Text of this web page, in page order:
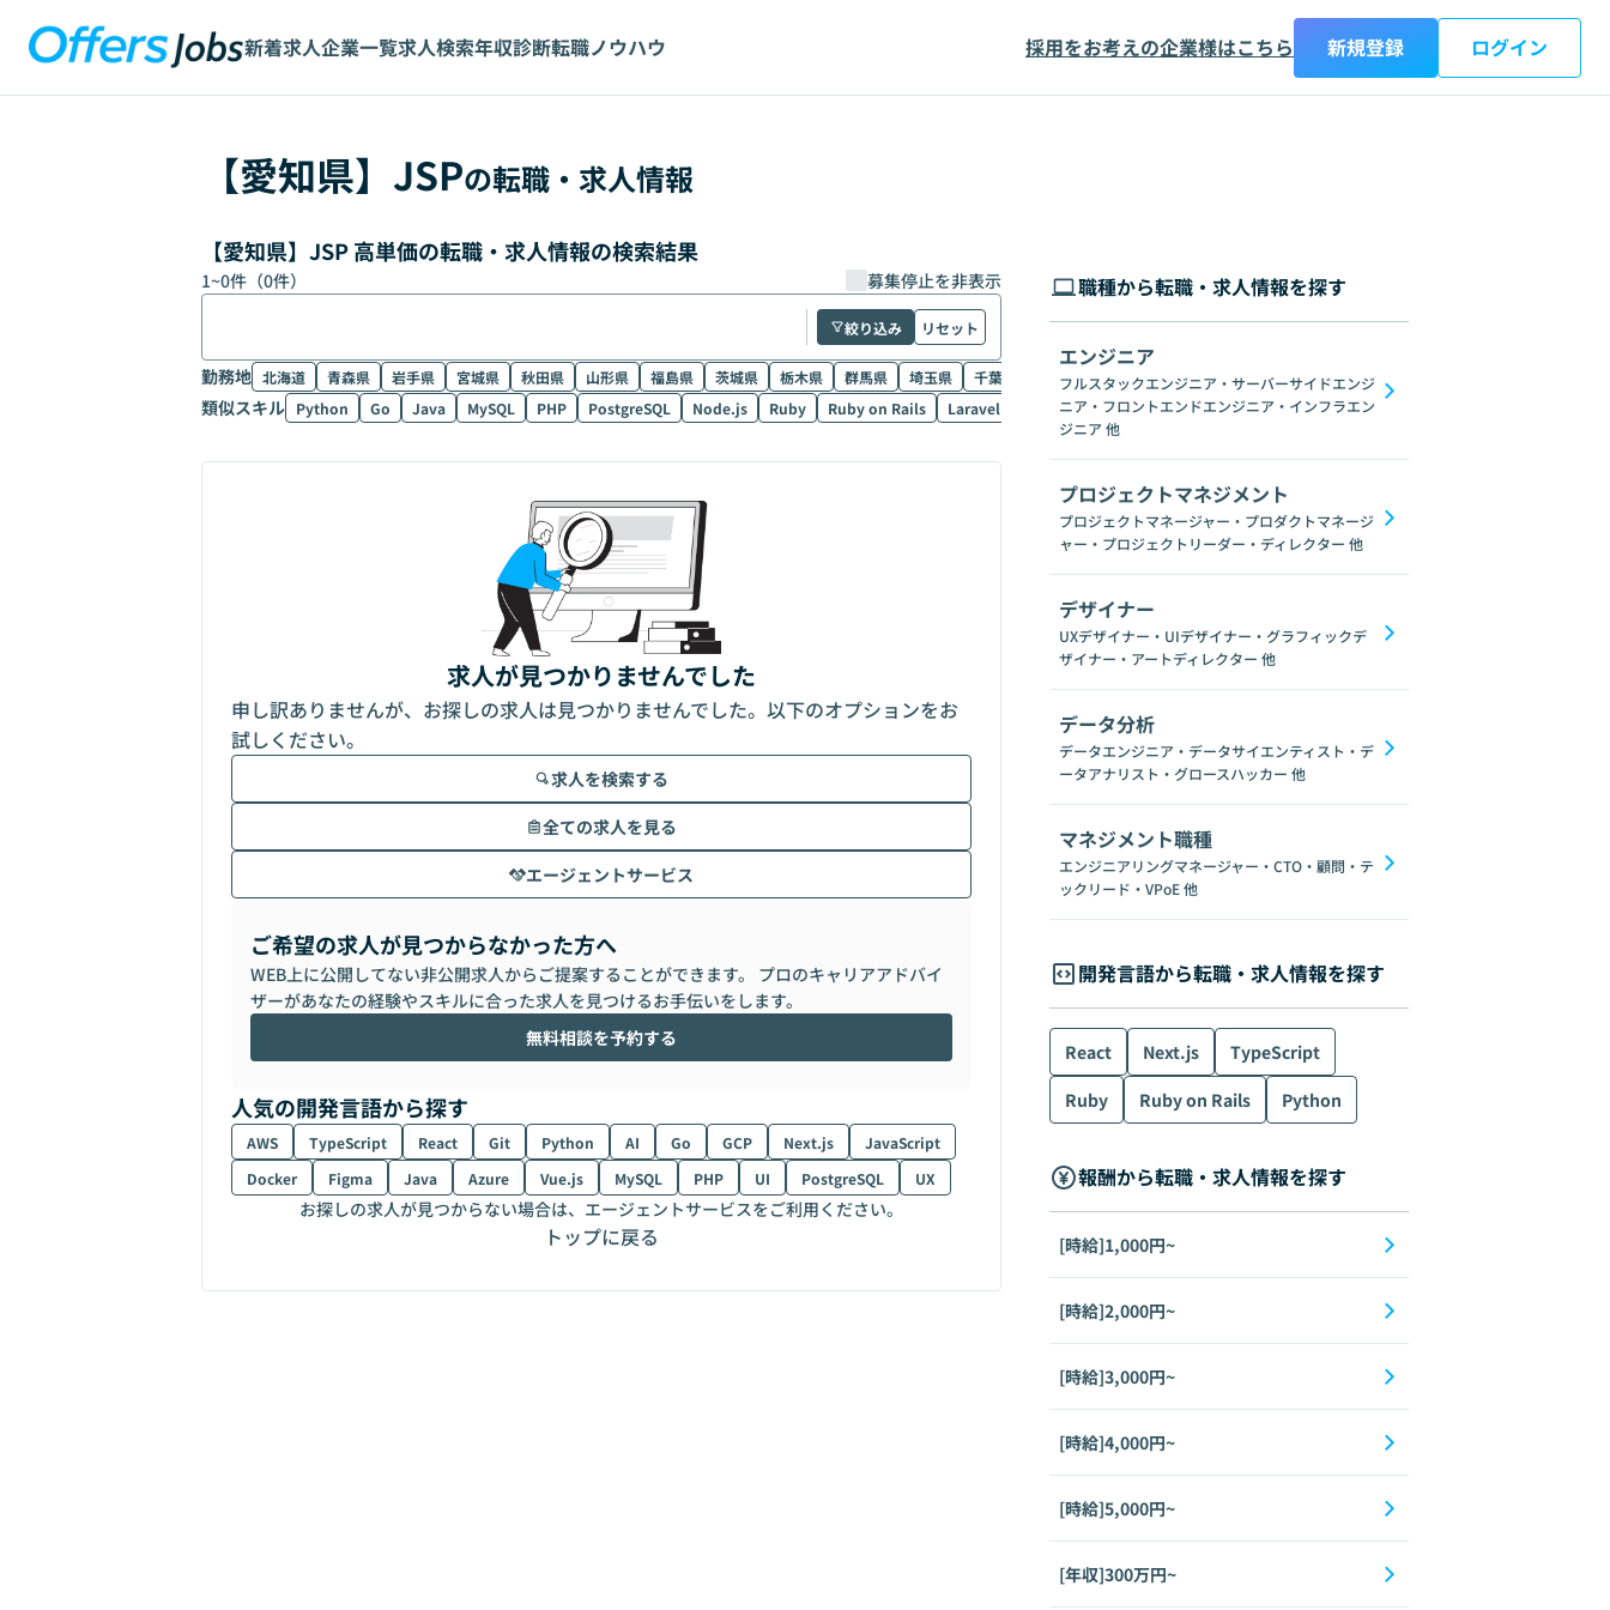
新着求人企業一覧求人検索年収診断転職ノウハウ 採用をお考えの企業様はこちら 新規登録 ログイン
【愛知県】 JSPの転職・求人情報
【愛知県】JSP 高単価の転職・求人情報の検索結果
1~0件（0件） 募集停止を非表示
絞り込み リセット
勤務地 北海道 青森県 岩手県 宮城県 秋田県 山形県 福島県 茨城県 栃木県 群馬県 埼玉県 千葉県 東京都 神奈川県 新潟県 富山県 石川県
類似スキル Python Go Java MySQL PHP PostgreSQL Node.js Ruby Ruby on Rails Laravel C# GraphQL SpringFramework Redis
求人が見つかりませんでした
申し訳ありませんが、お探しの求人は見つかりませんでした。以下のオプションをお
試しください。
求人を検索する
全ての求人を見る
エージェントサービス
ご希望の求人が見つからなかった方へ
WEB上に公開してない非公開求人からご提案することができます。 プロのキャリアアドバイ
ザーがあなたの経験やスキルに合った求人を見つけるお手伝いをします。
無料相談を予約する
人気の開発言語から探す
AWS TypeScript React Git Python AI Go GCP Next.js
JavaScript
Docker
Figma Java Azure Vue.js MySQL PHP UI PostgreSQL UX
お探しの求人が見つからない場合は、エージェントサービスをご利用ください。
トップに戻る
職種から転職・求人情報を探す
エンジニア
フルスタックエンジニア・サーバーサイドエンジ
ニア・フロントエンドエンジニア・インフラエン
ジニア 他
プロジェクトマネジメント
プロジェクトマネージャー・プロダクトマネージ
ャー・プロジェクトリーダー・ディレクター 他
デザイナー
UXデザイナー・UIデザイナー・グラフィックデ
ザイナー・アートディレクター 他
データ分析
データエンジニア・データサイエンティスト・デ
ータアナリスト・グロースハッカー 他
マネジメント職種
エンジニアリングマネージャー・CTO・顧問・テ
ックリード・VPoE他
開発言語から転職・求人情報を探す
React Next.js
TypeScript
Ruby
Ruby on Rails Python
報酬から転職・求人情報を探す
[時給]1,000円~
[時給]2,000円~
[時給]3,000円~
[時給]4,000円~
[時給]5,000円~
[年収]300万円~